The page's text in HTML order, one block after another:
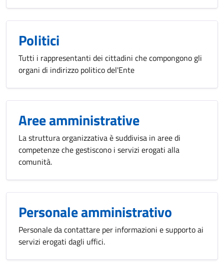
Politici
Tutti i rappresentanti dei cittadini che compongono gli
organi di indirizzo politico del'Ente
Aree amministrative
La struttura organizzativa è suddivisa in aree di
competenze che gestiscono i servizi erogati alla
comunità.
Personale amministrativo
Personale da contattare per informazioni e supporto ai
servizi erogati dagli uffici.